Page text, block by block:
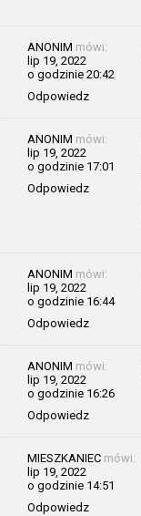
ANONIM mówi:
lip 19, 2022
o godzinie 20:42
Odpowiedz
ANONIM mówi:
lip 19, 2022
o godzinie 17:01
Odpowiedz
ANONIM mówi:
lip 19, 2022
o godzinie 16:44
Odpowiedz
ANONIM mówi:
lip 19, 2022
o godzinie 16:26
Odpowiedz
MIESZKANIEC mówi:
lip 19, 2022
o godzinie 14:51
Odpowiedz